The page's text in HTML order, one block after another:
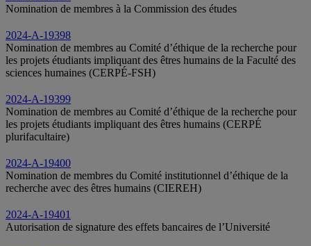
Nomination de membres à la Commission des études
2024-A-19398
Nomination de membres au Comité d’éthique de la recherche pour
les projets étudiants impliquant des êtres humains de la Faculté des
sciences humaines (CERPÉ-FSH)
2024-A-19399
Nomination de membres au Comité d’éthique de la recherche pour
les projets étudiants impliquant des êtres humains (CERPÉ
plurifacultaire)
2024-A-19400
Nomination de membres du Comité institutionnel d’éthique de la
recherche avec des êtres humains (CIEREH)
2024-A-19401
Autorisation de signature des effets bancaires de l’Université